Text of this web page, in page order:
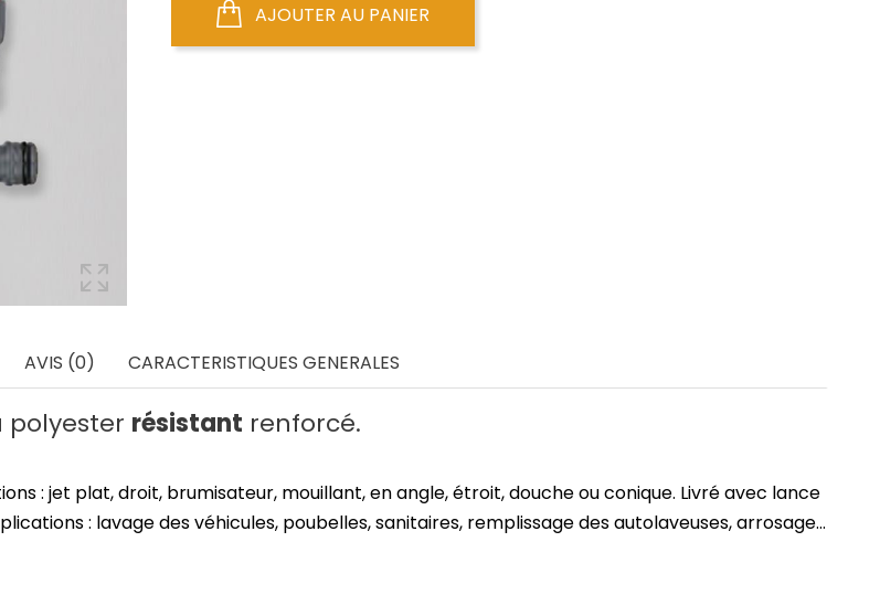
AJOUTER AU PANIER
AVIS (0) CARACTERISTIQUES GENERALES
polyester résistant renforcé.
: jet plat, droit, brumisateur, mouillant, en angle, étroit, douche ou conique. Livré avec lance
: lavage des véhicules, poubelles, sanitaires, remplissage des autolaveuses, arrosage...